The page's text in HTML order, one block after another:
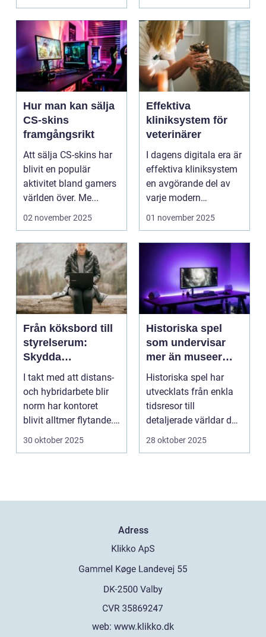
Hur man kan sälja
CS-skins
framgångsrikt
Att sälja CS-skins har
blivit en populär
aktivitet bland gamers
världen över. Me...
02 november 2025
Effektiva
kliniksystem för
veterinärer
I dagens digitala era är
effektiva kliniksystem
en avgörande del av
varje modern
veterin&a...
01 november 2025
Från köksbord till
styrelserum:
Skydda
företagsdata när
kontoret är överallt
I takt med att distans-
och hybridarbete blir
norm har kontoret
blivit alltmer flytande.
Företa...
30 oktober 2025
Historiska spel
som undervisar
mer än museer
någonsin kan
Historiska spel har
utvecklats från enkla
tidsresor till
detaljerade världar där
spe...
28 oktober 2025
Adress
web: www.klikko.dk